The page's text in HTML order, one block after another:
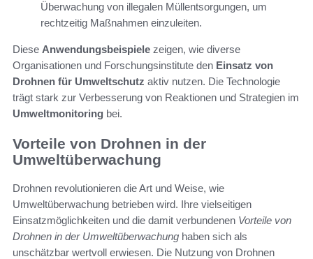
Überwachung von illegalen Müllentsorgungen, um
rechtzeitig Maßnahmen einzuleiten.
Diese Anwendungsbeispiele zeigen, wie diverse
Organisationen und Forschungsinstitute den Einsatz von
Drohnen für Umweltschutz aktiv nutzen. Die Technologie
trägt stark zur Verbesserung von Reaktionen und Strategien im
Umweltmonitoring bei.
Vorteile von Drohnen in der
Umweltüberwachung
Drohnen revolutionieren die Art und Weise, wie
Umweltüberwachung betrieben wird. Ihre vielseitigen
Einsatzmöglichkeiten und die damit verbundenen Vorteile von
Drohnen in der Umweltüberwachung haben sich als
unschätzbar wertvoll erwiesen. Die Nutzung von Drohnen